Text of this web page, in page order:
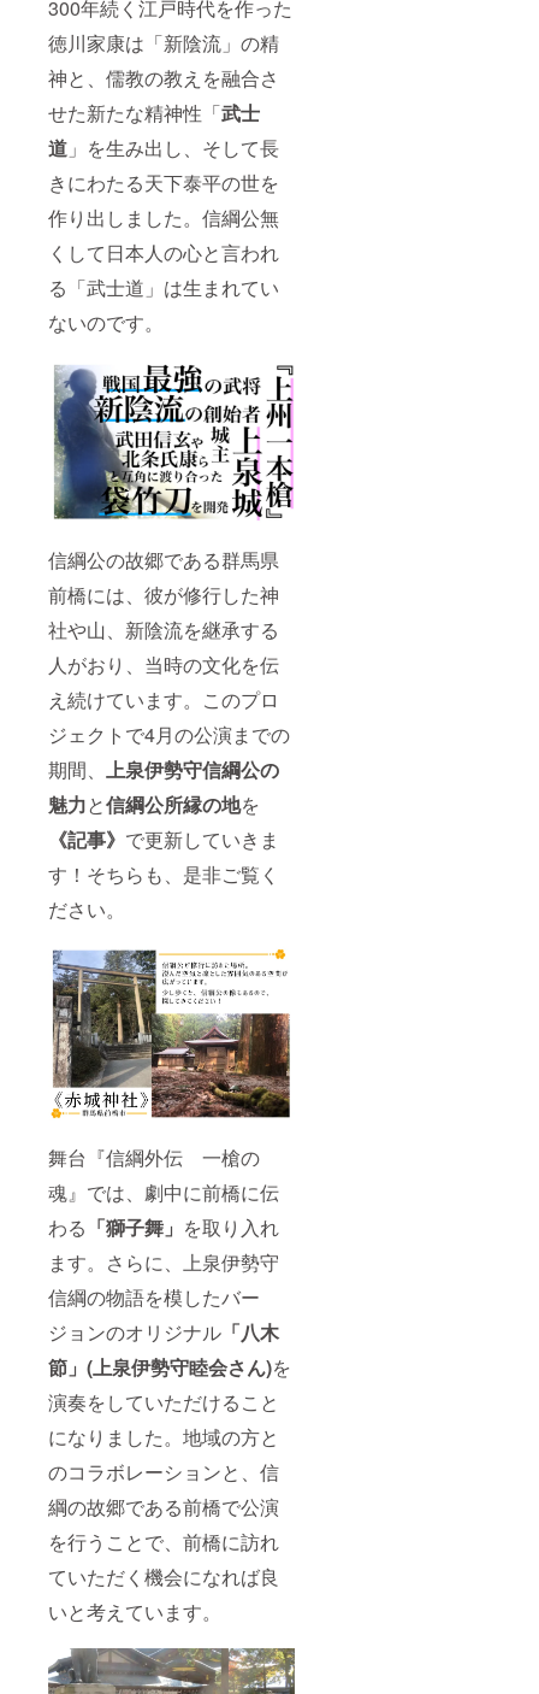
300年続く江戸時代を作った
徳川家康は「新陰流」の精
神と、儒教の教えを融合さ
せた新たな精神性「武士
道 」を生み出し、そして長
きにわたる天下泰平の世を
作り出しました。信綱公無
くして日本人の心と言われ
る「武士道」は生まれてい
ないのです。
信綱公の故郷である群馬県
前橋には、彼が修行した神
社や山、新陰流を継承する
人がおり、当時の文化を伝
え続けています。このプロ
ジェクトで4月の公演までの
期間、 上泉伊勢守信綱公の
魅力と信綱公所縁の地を
《記事》 で更新していきま
す！そちらも、是非ご覧く
ださい。
舞台『信綱外伝 一槍の
魂』では、劇中に前橋に伝
わる 「獅子舞」 を取り入れ
ます。さらに、上泉伊勢守
信綱の物語を模したバー
ジョンのオリジナル 「八木
節」(上泉伊勢守睦会さん)を
演奏をしていただけること
になりました。地域の方と
のコラボレーションと、信
綱の故郷である前橋で公演
を行うことで、前橋に訪れ
ていただく機会になれば良
いと考えています。